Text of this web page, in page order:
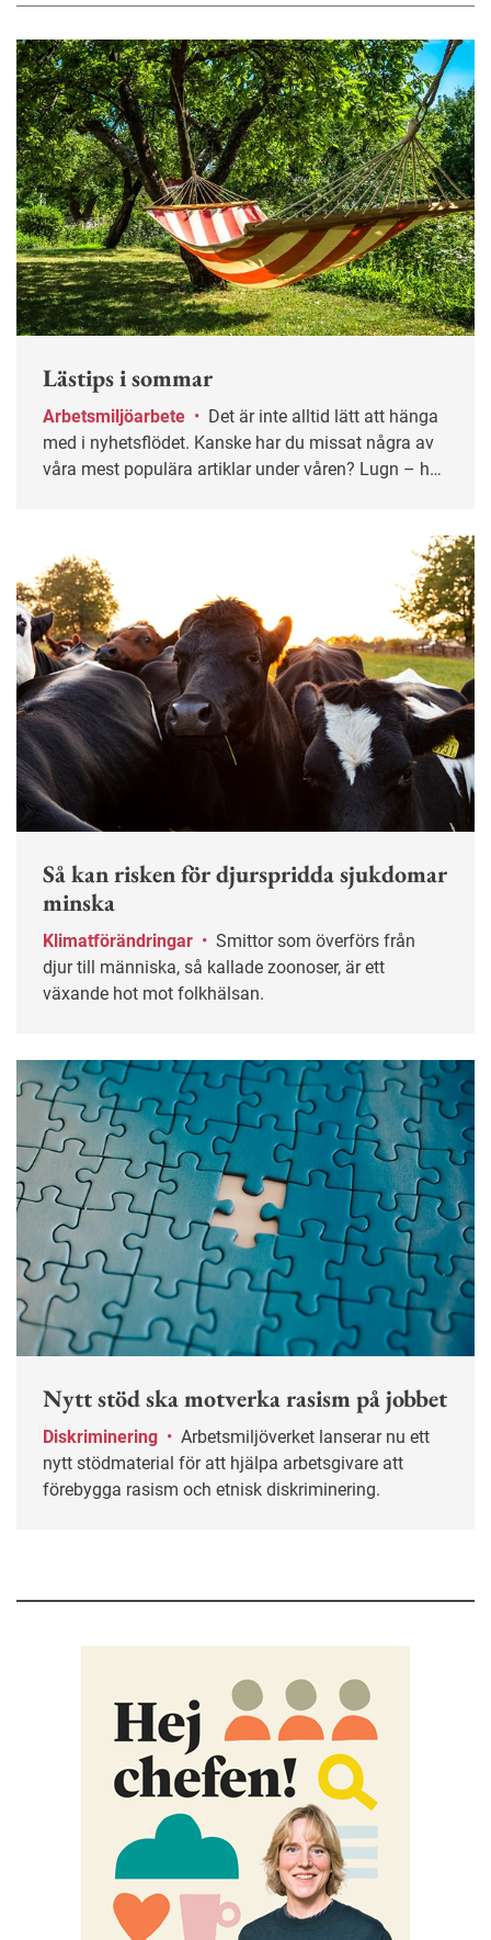
Lästips i sommar
Arbetsmiljöarbete •
med i nyhetsflödet. Kanske har du missat några av
våra mest populära artiklar under våren? Lugn – här
Så kan risken för djurspridda sjukdomar
minska
Klimatförändringar •
djur till människa, så kallade zoonoser, är ett
växande hot mot folkhälsan.
Nytt stöd ska motverka rasism på jobbet
Diskriminering •
nytt stödmaterial för att hjälpa arbetsgivare att
förebygga rasism och etnisk diskriminering.